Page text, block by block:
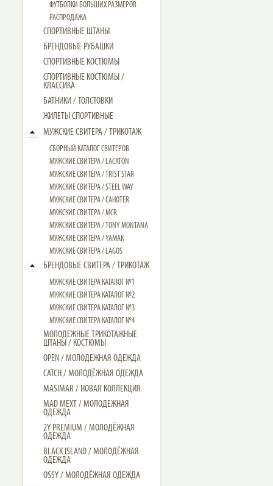
ФУТБОЛКИ БОЛЬШИХ РАЗМЕРОВ
РАСПРОДАЖА
СПОРТИВНЫЕ ШТАНЫ
БРЕНДОВЫЕ РУБАШКИ
СПОРТИВНЫЕ КОСТЮМЫ
СПОРТИВНЫЕ КОСТЮМЫ /
КЛАССИКА
БАТНИКИ / ТОЛСТОВКИ
ЖИЛЕТЫ СПОРТИВНЫЕ
МУЖСКИЕ СВИТЕРА / ТРИКОТАЖ
СБОРНЫЙ КАТАЛОГ СВИТЕРОВ
МУЖСКИЕ СВИТЕРА / LACATON
МУЖСКИЕ СВИТЕРА / TRIST STAR
МУЖСКИЕ СВИТЕРА / STEEL WAY
МУЖСКИЕ СВИТЕРА / CAHOTER
МУЖСКИЕ CВИТЕРА / MCR
МУЖСКИЕ CВИТЕРА / TONY MONTANA
МУЖСКИЕ СВИТЕРА / YAMAK
МУЖСКИЕ СВИТЕРА / LAGOS
БРЕНДОВЫЕ СВИТЕРА / ТРИКОТАЖ
МУЖСКИЕ СВИТЕРА КАТАЛОГ №1
МУЖСКИЕ СВИТЕРА КАТАЛОГ №2
МУЖСКИЕ СВИТЕРА КАТАЛОГ №3
МУЖСКИЕ СВИТЕРА КАТАЛОГ №4
МОЛОДЕЖНЫЕ ТРИКОТАЖНЫЕ
ШТАНЫ / КОСТЮМЫ
OPEN / МОЛОДЕЖНАЯ ОДЕЖДА
CATCH / МОЛОДЁЖНАЯ ОДЕЖДА
MASIMAR / НОВАЯ КОЛЛЕКЦИЯ
MAD MEXT / МОЛОДЕЖНАЯ
ОДЕЖДА
2Y PREMIUM / МОЛОДЁЖНАЯ
ОДЕЖДА
BLACK ISLAND / МОЛОДЁЖНАЯ
ОДЕЖДА
OSSY / МОЛОДЁЖНАЯ ОДЕЖДА